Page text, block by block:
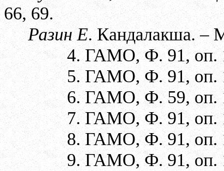
66, 69.
Разин Е. Кандалакша. –
4. ГАМО, Ф. 91, оп.
5. ГАМО, Ф. 91, оп.
6. ГАМО, Ф. 59, оп.
7. ГАМО, Ф. 91, оп.
8. ГАМО, Ф. 91, оп.
9. ГАМО, Ф. 91, оп.